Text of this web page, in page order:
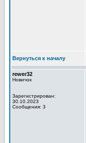
Вернуться к началу
rewer32
Новичок
Зарегистрирован:
30.10.2023
Сообщения: 3